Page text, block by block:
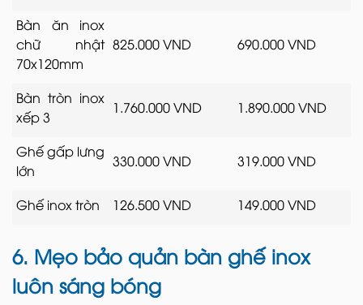
Bàn ăn inox
chữ nhật
70x120mm
825.000 VND 690.000 VND
Bàn tròn inox
xếp 3
1.760.000 VND 1.890.000 VND
Ghế gấp lưng
lớn
330.000 VND 319.000 VND
Ghế inox tròn 126.500 VND 149.000 VND
6. Mẹo bảo quản bàn ghế inox
luôn sáng bóng